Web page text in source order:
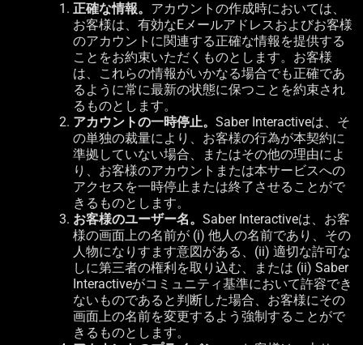
正確な情報。 アカウントの作成時においては、
お客様は、有効なEメールアドレスおよびお客様
のアカウントに関連する正確な情報を提供する
ことをお約束いただくものとします。お客様
は、これらの情報がいかなる場合でも正確であ
るように常に最新の状態に保つことを約束され
るものとします。
アカウントの一時停止。 Saber Interactiveは、そ
の単独の裁量により、お客様の行為が本契約に
準拠していない場合、またはその他の理由によ
り、お客様のアカウントまたは本サービスへの
アクセスを一時停止または終了させることがで
きるものとします。
お客様のユーザー名。 Saber Interactiveは、お客
様の画面上の名前が (i) 他人の名前であり、その
人物になりすます意図がある、 (ii) 適切な許可な
しに第三者の権利を取り込む、または (ii) Saber
Interactiveがコミュニティ基準において許容でき
ないものであると判断した場合、お客様にその
画面上の名前を変更するよう強制することがで
きるものとします。